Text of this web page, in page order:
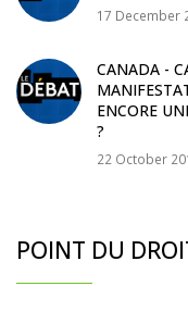
17 December
CANADA -
ENCORE
?
22 October
POINT DU